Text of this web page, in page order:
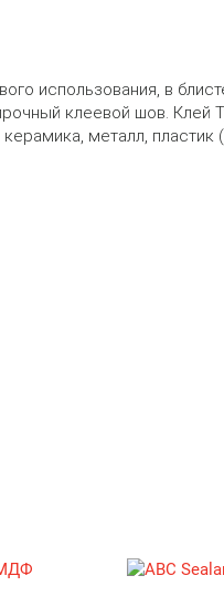
использования, в
клеевой шов. Клей
металл,